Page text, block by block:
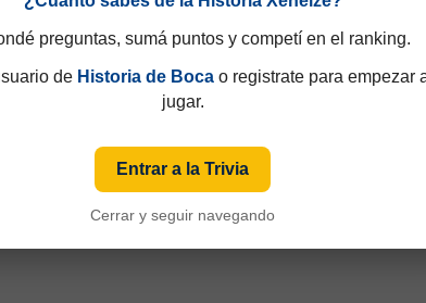
1997 eran consecutivos, no fijos. Esa información aparecía sólo
fija desde sus primeras ediciones y, cuando ese dato está
preguntas, sumá puntos y competí en el ranking.
de Historia de Bocao registrate para empezar
jugar.
Entrar a la Trivia
Cerrar y seguir navegando